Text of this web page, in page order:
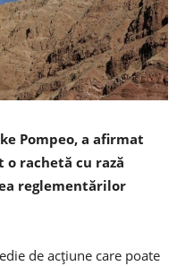
Pompeo, a afirmat
o rachetă cu rază
reglementărilor
de acţiune care poate